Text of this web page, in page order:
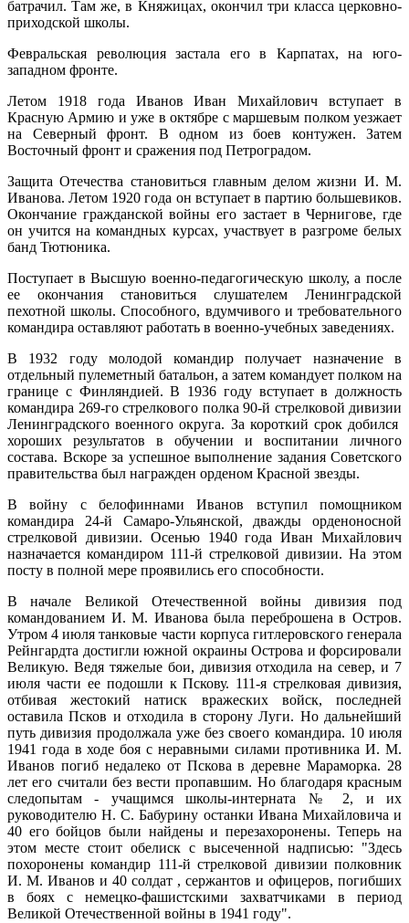
батрачил. Там же, в Княжицах, окончил три класса церковно-
приходской школы.
Февральская революция застала его в Карпатах, на юго-
западном фронте.
Летом 1918 года Иванов Иван Михайлович вступает в
Красную Армию и уже в октябре с маршевым полком уезжает
на Северный фронт. В одном из боев контужен. Затем
Восточный фронт и сражения под Петроградом.
Защита Отечества становиться главным делом жизни И. М.
Иванова. Летом 1920 года он вступает в партию большевиков.
Окончание гражданской войны его застает в Чернигове, где
он учится на командных курсах, участвует в разгроме белых
банд Тютюника.
Поступает в Высшую военно-педагогическую школу, а после
ее окончания становиться слушателем Ленинградской
пехотной школы. Способного, вдумчивого и требовательного
командира оставляют работать в военно-учебных заведениях.
В 1932 году молодой командир получает назначение в
отдельный пулеметный батальон, а затем командует полком на
границе с Финляндией. В 1936 году вступает в должность
командира 269-го стрелкового полка 90-й стрелковой дивизии
Ленинградского военного округа. За короткий срок добился
хороших результатов в обучении и воспитании личного
состава. Вскоре за успешное выполнение задания Советского
правительства был награжден орденом Красной звезды.
В войну с белофиннами Иванов вступил помощником
командира 24-й Самаро-Ульянской, дважды орденоносной
стрелковой дивизии. Осенью 1940 года Иван Михайлович
назначается командиром 111-й стрелковой дивизии. На этом
посту в полной мере проявились его способности.
В начале Великой Отечественной войны дивизия под
командованием И. М. Иванова была переброшена в Остров.
Утром 4 июля танковые части корпуса гитлеровского генерала
Рейнгардта достигли южной окраины Острова и форсировали
Великую. Ведя тяжелые бои, дивизия отходила на север, и 7
июля части ее подошли к Пскову. 111-я стрелковая дивизия,
отбивая жестокий натиск вражеских войск, последней
оставила Псков и отходила в сторону Луги. Но дальнейший
путь дивизия продолжала уже без своего командира. 10 июля
1941 года в ходе боя с неравными силами противника И. М.
Иванов погиб недалеко от Пскова в деревне Мараморка. 28
лет его считали без вести пропавшим. Но благодаря красным
следопытам - учащимся школы-интерната № 2, и их
руководителю Н. С. Бабурину останки Ивана Михайловича и
40 его бойцов были найдены и перезахоронены. Теперь на
этом месте стоит обелиск с высеченной надписью: "Здесь
похоронены командир 111-й стрелковой дивизии полковник
И. М. Иванов и 40 солдат , сержантов и офицеров, погибших
в боях с немецко-фашистскими захватчиками в период
Великой Отечественной войны в 1941 году".